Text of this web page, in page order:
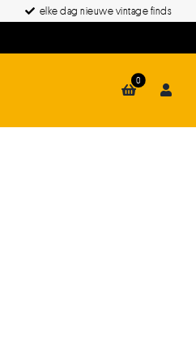
elke dag nieuwe vintage finds
0